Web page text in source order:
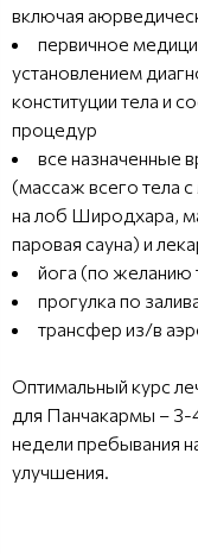
включая
первичное
установлением
конституции тела и
процедур
все назначенные
(массаж всего тела
на лоб Широдхара,
паровая сауна) и
йога (по желанию
прогулка по
трансфер из/в
Оптимальный курс
для Панчакармы –
недели пребывания
улучшения.